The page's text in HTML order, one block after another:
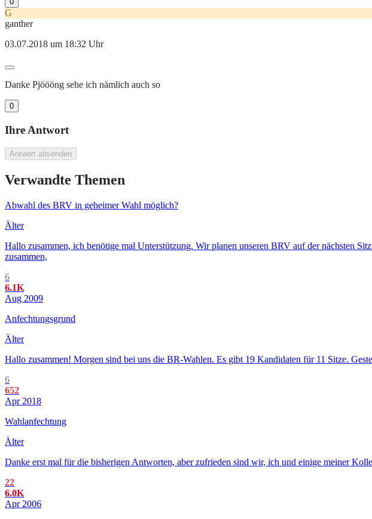
G
ganther
03.07.2018 um 18:32 Uhr
Danke Pjöööng sehe ich nämlich auch so
0
Ihre Antwort
Antwort absenden
Verwandte Themen
Abwahl des BRV in geheimer Wahl möglich?
Älter
Hallo zusammen, ich benötige mal Unterstützung. Wir planen unseren BRV auf der nächsten
zusammen,
6
6.1K
Aug 2009
Anfechtungsgrund
Älter
Hallo zusammen! Morgen sind bei uns die BR-Wahlen. Es gibt 19 Kandidaten für 11 Sitze.
6
652
Apr 2018
Wahlanfechtung
Älter
Danke erst mal für die bisherigen Antworten, aber zufrieden sind wir, ich und einige meiner
22
6.0K
Apr 2006